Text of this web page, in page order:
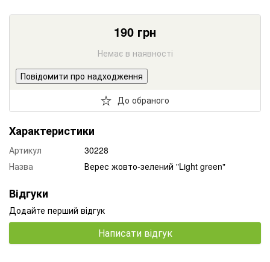
190 грн
Немає в наявності
Повідомити про надходження
До обраного
Характеристики
Артикул
30228
Назва
Верес жовто-зелений "Light green"
Відгуки
Додайте перший відгук
Написати відгук